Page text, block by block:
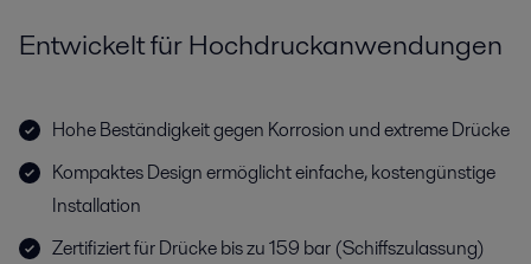
Entwickelt für Hochdruckanwendungen
Hohe Beständigkeit gegen Korrosion und extreme Drücke
Kompaktes Design ermöglicht einfache, kostengünstige
Installation
Zertifiziert für Drücke bis zu 159 bar (Schiffszulassung)